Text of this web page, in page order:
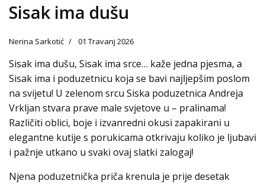
Sisak ima dušu
Nerina Sarkotić 01 Travanj 2026
Sisak ima dušu, Sisak ima srce… kaže jedna pjesma, a
Sisak ima i poduzetnicu koja se bavi najljepšim poslom
na svijetu! U zelenom srcu Siska poduzetnica Andreja
Vrkljan stvara prave male svjetove u – pralinama!
Različiti oblici, boje i izvanredni okusi zapakirani u
elegantne kutije s porukicama otkrivaju koliko je ljubavi
i pažnje utkano u svaki ovaj slatki zalogaj!
Njena poduzetnička priča krenula je prije desetak